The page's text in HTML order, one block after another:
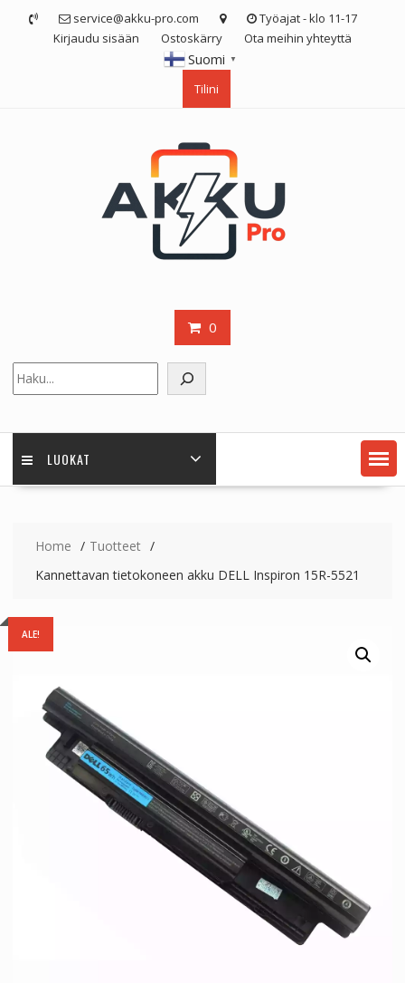
service@akku-pro.com
Työajat - klo 11-17
Kirjaudu sisään
Ostoskärry Ota meihin yhteyttä
Suomi ▼
Tilini
0
LUOKAT
Home
Tuotteet
Kannettavan tietokoneen akku DELL Inspiron 15R-5521
ALE!